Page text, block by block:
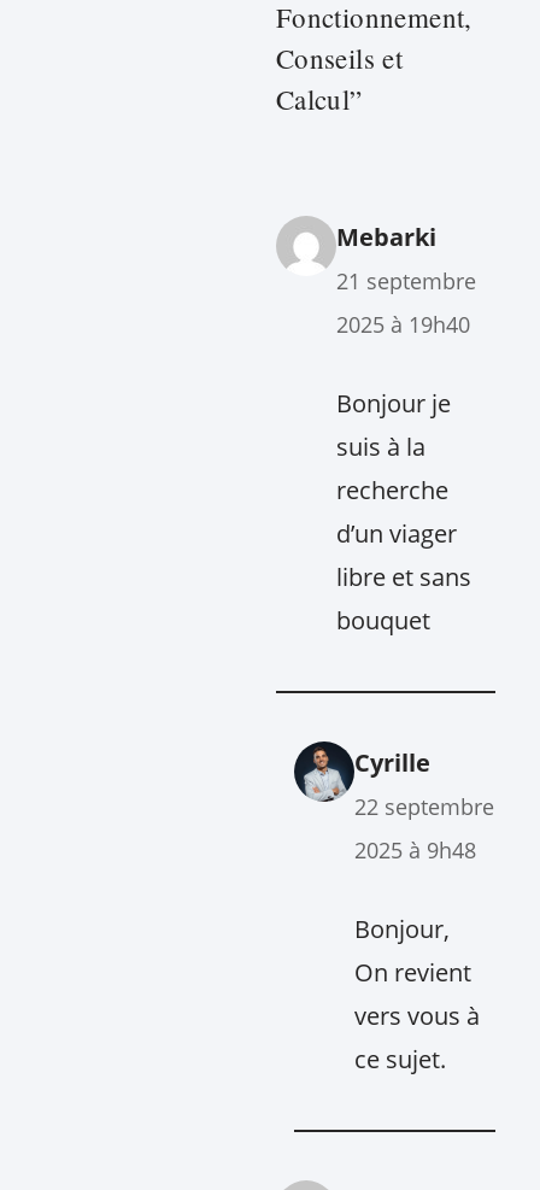
Fonctionnement,
Conseils et
Calcul”
Mebarki
21 septembre
2025 à 19h40
Bonjour je
suis à la
recherche
d’un viager
libre et sans
bouquet
Cyrille
22 septembre
2025 à 9h48
Bonjour,
On revient
vers vous à
ce sujet.